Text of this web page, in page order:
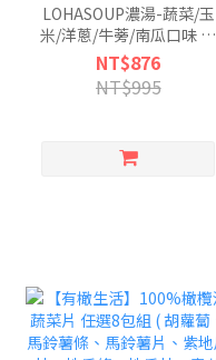
LOHASOUP濃湯-蔬菜/玉
米/洋蔥/牛蒡/南瓜口味 任
選5入組 (5包/單盒)
NT$876
NT$995